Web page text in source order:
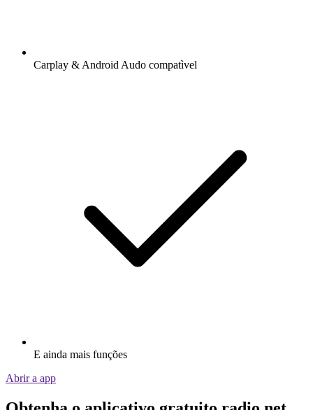
Carplay & Android Audo compatìvel
E ainda mais funções
Abrir a app